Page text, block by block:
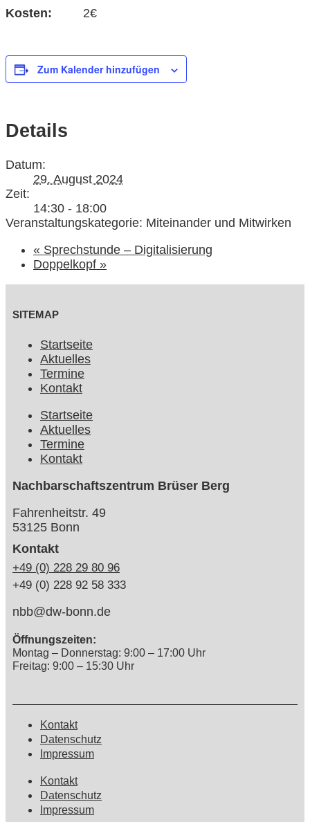
Kosten: 2€
Zum Kalender hinzufügen
Details
Datum:
29. August 2024
Zeit:
14:30 - 18:00
Veranstaltungskategorie: Miteinander und Mitwirken
« Sprechstunde – Digitalisierung
Doppelkopf »
SITEMAP
Startseite
Aktuelles
Termine
Kontakt
Startseite
Aktuelles
Termine
Kontakt
Nachbarschaftszentrum Brüser Berg
Fahrenheitstr. 49
53125 Bonn
Kontakt
+49 (0) 228 29 80 96
+49 (0) 228 92 58 333
nbb@dw-bonn.de
Öffnungszeiten:
Montag – Donnerstag: 9:00 – 17:00 Uhr
Freitag: 9:00 – 15:30 Uhr
Kontakt
Datenschutz
Impressum
Kontakt
Datenschutz
Impressum